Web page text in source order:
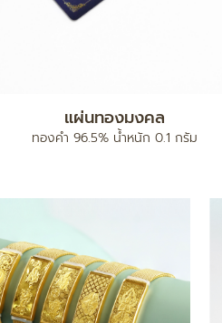
แผ่นทองมงคล
ทองคำ 96.5% น้ำหนัก 0.1 กรัม